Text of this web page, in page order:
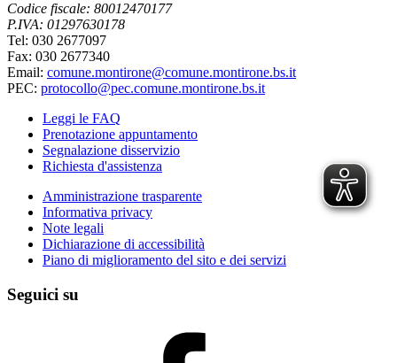
Codice fiscale: 80012470177
P.IVA: 01297630178
Tel: 030 2677097
Fax: 030 2677340
Email: comune.montirone@comune.montirone.bs.it
PEC: protocollo@pec.comune.montirone.bs.it
Leggi le FAQ
Prenotazione appuntamento
Segnalazione disservizio
Richiesta d'assistenza
Amministrazione trasparente
Informativa privacy
Note legali
Dichiarazione di accessibilità
Piano di miglioramento del sito e dei servizi
Seguici su